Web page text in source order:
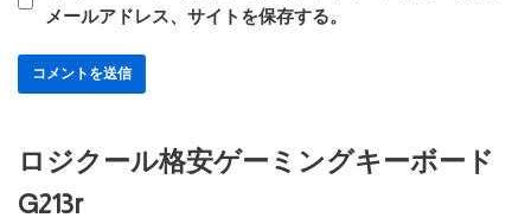
メールアドレス、サイトを保存する。
ロジクール格安ゲーミングキーボード
G213r